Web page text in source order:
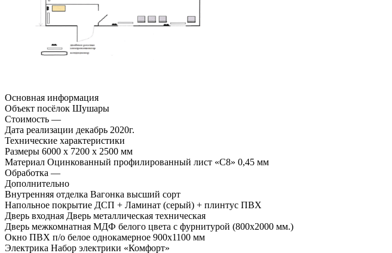
Основная информация
Объект посёлок Шушары
Стоимость —
Дата реализации декабрь 2020г.
Технические характеристики
Размеры 6000 х 7200 х 2500 мм
Материал Оцинкованный профилированный лист «С8» 0,45 мм
Обработка —
Дополнительно
Внутренняя отделка Вагонка высший сорт
Напольное покрытие ДСП + Ламинат (серый) + плинтус ПВХ
Дверь входная Дверь металлическая техническая
Дверь межкомнатная МДФ белого цвета с фурнитурой (800х2000 мм.)
Окно ПВХ п/о белое однокамерное 900х1100 мм
Электрика Набор электрики «Комфорт»